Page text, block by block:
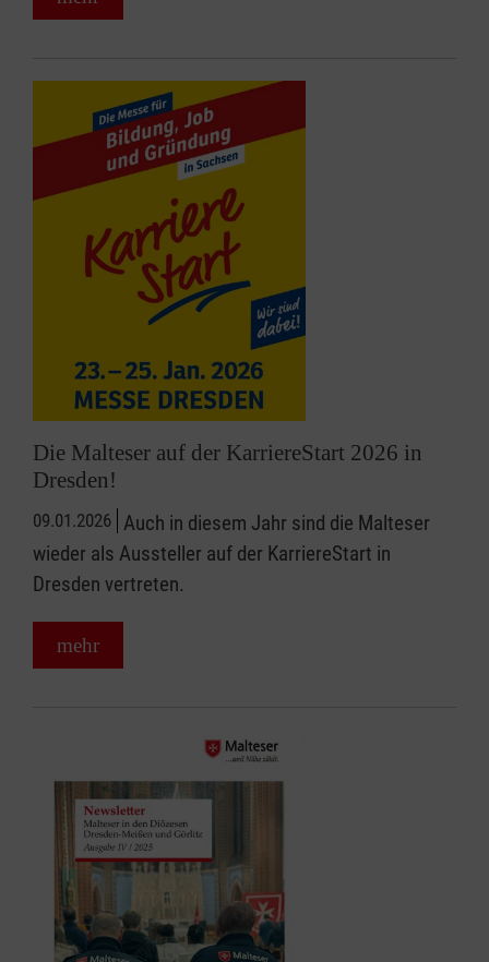
Die Malteser auf der KarriereStart 2026 in
Dresden!
09.01.2026 Auch in diesem Jahr sind die Malteser
wieder als Aussteller auf der KarriereStart in
Dresden vertreten.
mehr